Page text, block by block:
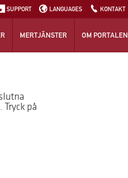
SUPPORT LANGUAGES KONTAKT
MERTJÄNSTER OM PORTALEN
på